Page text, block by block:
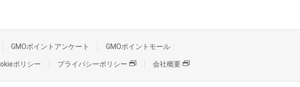
GMOポイントアンケート GMOポイントモール
ポリシー プライバシーポリシー 会社概要